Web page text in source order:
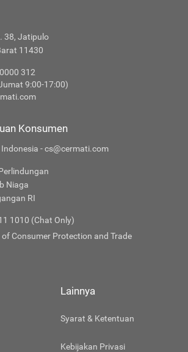
38, Jatipulo
11430
312
9:00-17:00)
Konsumen
- cs@cermati.com
Niaga
RI
1010 (Chat Only)
Consumer Protection and Trade
Lainnya
Syarat & Ketentuan
Kebijakan Privasi